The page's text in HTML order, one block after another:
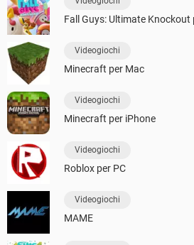
Fall Guys: Ultimate Knockout
Videogiochi
Minecraft per Mac
Videogiochi
Minecraft per iPhone
Videogiochi
Roblox per PC
Videogiochi
MAME